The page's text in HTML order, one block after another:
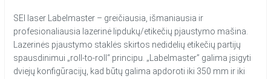
SEI laser Labelmaster – greičiausia, išmaniausia ir
profesionaliausia lazerinė lipdukų/etikečių pjaustymo mašina.
Lazerinės pjaustymo staklės skirtos nedidelių etikečių partijų
spausdinimui „roll-to-roll“ principu. „Labelmaster” galima įsigyti
dviejų konfigūracijų, kad būtų galima apdoroti iki 350 mm ir iki